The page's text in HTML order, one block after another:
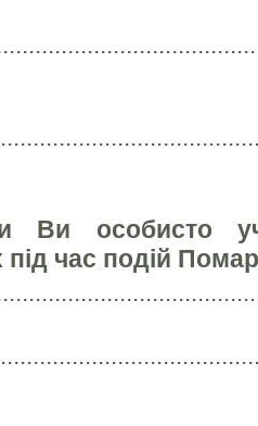
Ви особисто
час подій